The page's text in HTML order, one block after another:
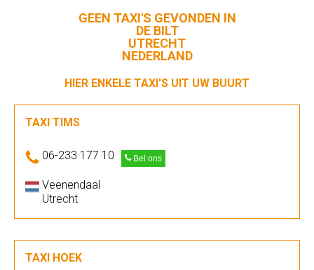
GEEN TAXI'S GEVONDEN IN
DE BILT
UTRECHT
NEDERLAND
HIER ENKELE TAXI'S UIT UW BUURT
TAXI TIMS
06-233 177 10 Bel ons
Veenendaal
Utrecht
TAXI HOEK